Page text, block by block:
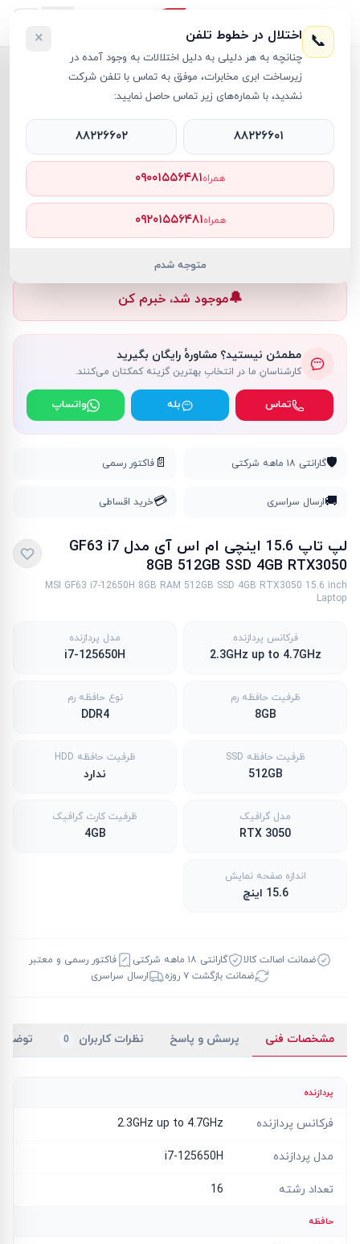
لپ تاپ MSI
لپ تاپ MSI RT20743
ناموجود
🔔موجود شد، خبرم کن
مطمئن نیستید؟ مشاورهٔ رایگان بگیرید
کارشناسانِ ما در انتخابِ بهترین گزینه کمکتان می‌کنند.
تماس بله واتساپ
🛡️گارانتی ۱۸ ماهه شرکتی 📄 فاکتور رسمی
🚚ارسال سراسری 💳خرید اقساطی
لپ تاپ 15.6 اینچی ام اس آی مدل GF63 i7
8GB 512GB SSD 4GB RTX3050
MSI GF63 i7-12650H 8GB RAM 512GB SSD 4GB RTX3050 15.6 inch
Laptop
فرکانس پردازنده
2.3GHz up to 4.7GHz
مدل پردازنده
i7-125650H
ظرفیت حافظه رم
8GB
نوع حافظه رم
DDR4
ظرفیت حافظه SSD
512GB
ظرفیت حافظه HDD
ندارد
مدل گرافیک
RTX 3050
ظرفیت کارت گرافیک
4GB
اندازه صفحه نمایش
15.6 اینچ
ضمانت اصالت کالا گارانتی ۱۸ ماهه شرکتی
فاکتور رسمی و معتبر
ضمانت بازگشت ۷ روزه
ارسال سراسری
مشخصات فنی پرسش و پاسخ نظرات کاربران 0
پردازنده
فرکانس پردازنده 2.3GHz up to 4.7GHz
مدل پردازنده i7-125650H
تعداد رشته 16
حافظه
📞 اختلال در خطوط تلفن
چنانچه به هر دلیلی به دلیل اختلالات به وجود آمده در
زیرساخت ابری مخابرات، موفق به تماس با تلفن شرکت
نشدید، با شماره‌های زیر تماس حاصل نمایید:
×
۸۸۲۲۶۶۰۱ ۸۸۲۲۶۶۰۲
همراه۰۹۰۰۱۵۵۶۴۸۱
همراه۰۹۲۰۱۵۵۶۴۸۱
متوجه شدم